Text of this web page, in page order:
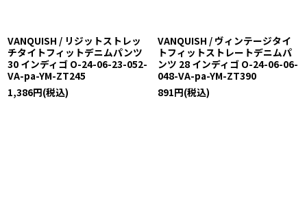
VANQUISH / リジットストレッ
チタイトフィットデニムパンツ
30 インディゴ O-24-06-23-052-
VA-pa-YM-ZT245
1,386円(税込)
VANQUISH / ヴィンテージタイ
トフィットストレートデニムパ
ンツ 28 インディゴ O-24-06-06-
048-VA-pa-YM-ZT390
891円(税込)